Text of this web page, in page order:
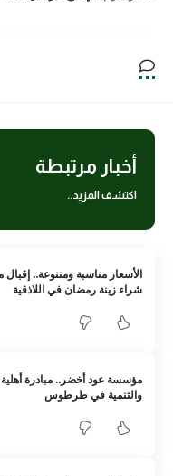
أخبار مرتبطة
اكتشف المزيد..
الأسعار مناسبة ومتنوعة..
شراء زينة رمضان في اللاذقية
مؤسسة عود أخضر.. مبادرة
والتنمية في طرطوس